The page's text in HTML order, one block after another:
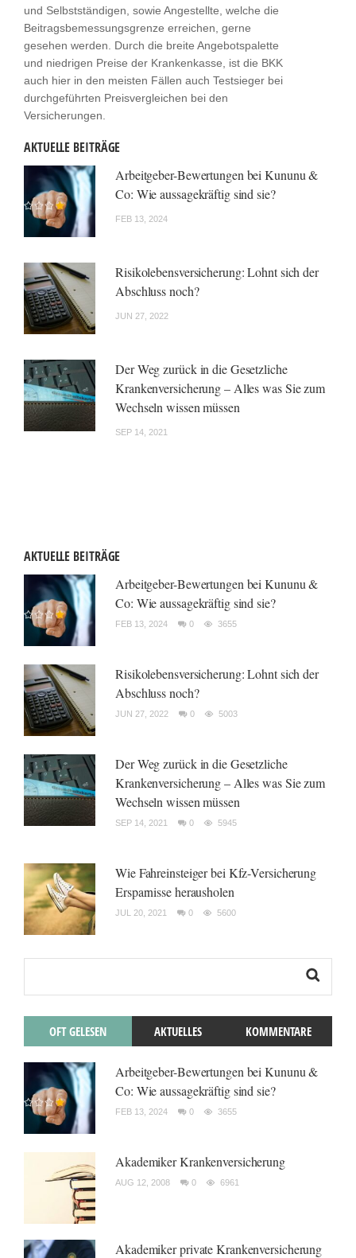
und Selbstständigen, sowie Angestellte, welche die
Beitragsbemessungsgrenze erreichen, gerne
gesehen werden. Durch die breite Angebotspalette
und niedrigen Preise der Krankenkasse, ist die BKK
auch hier in den meisten Fällen auch Testsieger bei
durchgeführten Preisvergleichen bei den
Versicherungen.
AKTUELLE BEITRÄGE
Arbeitgeber-Bewertungen bei Kununu &
Co: Wie aussagekräftig sind sie?
FEB 13, 2024
Risikolebensversicherung: Lohnt sich der
Abschluss noch?
JUN 27, 2022
Der Weg zurück in die Gesetzliche
Krankenversicherung – Alles was Sie zum
Wechseln wissen müssen
SEP 14, 2021
AKTUELLE BEITRÄGE
Arbeitgeber-Bewertungen bei Kununu &
Co: Wie aussagekräftig sind sie?
FEB 13, 2024 0 3655
Risikolebensversicherung: Lohnt sich der
Abschluss noch?
JUN 27, 2022 0 5003
Der Weg zurück in die Gesetzliche
Krankenversicherung – Alles was Sie zum
Wechseln wissen müssen
SEP 14, 2021 0 5945
Wie Fahreinsteiger bei Kfz-Versicherung
Ersparnisse herausholen
JUL 20, 2021 0 5600
OFT GELESEN AKTUELLES KOMMENTARE
Arbeitgeber-Bewertungen bei Kununu &
Co: Wie aussagekräftig sind sie?
FEB 13, 2024 0 3655
Akademiker Krankenversicherung
AUG 12, 2008 0 6961
Akademiker private Krankenversicherung